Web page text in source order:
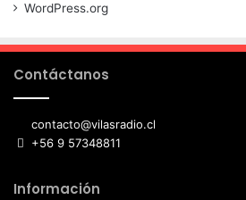
WordPress.org
Contáctanos
contacto@vilasradio.cl
+56 9 57348811
Información